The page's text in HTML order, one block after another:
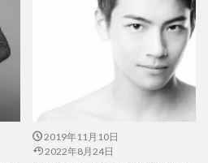
2019年11月10日
2022年8月24日